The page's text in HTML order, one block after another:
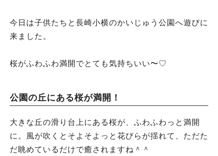
今日は子供たちと長崎小横のかいじゅう公園へ遊びに
来ました。
桜がふわふわ満開でとても気持ちいい〜♡
公園の丘にある桜が満開！
大きな丘の滑り台上にある桜が、ふわふわっと満開
に。風が吹くとそよそよっと花びらが揺れて、ただた
だ眺めているだけで癒されますね＾＾